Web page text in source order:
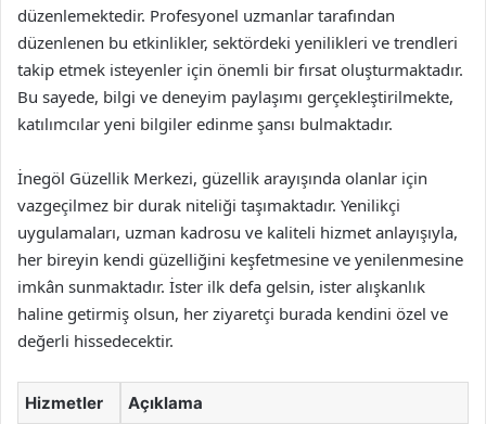
düzenlemektedir. Profesyonel uzmanlar tarafından
düzenlenen bu etkinlikler, sektördeki yenilikleri ve trendleri
takip etmek isteyenler için önemli bir fırsat oluşturmaktadır.
Bu sayede, bilgi ve deneyim paylaşımı gerçekleştirilmekte,
katılımcılar yeni bilgiler edinme şansı bulmaktadır.
İnegöl Güzellik Merkezi, güzellik arayışında olanlar için
vazgeçilmez bir durak niteliği taşımaktadır. Yenilikçi
uygulamaları, uzman kadrosu ve kaliteli hizmet anlayışıyla,
her bireyin kendi güzelliğini keşfetmesine ve yenilenmesine
imkân sunmaktadır. İster ilk defa gelsin, ister alışkanlık
haline getirmiş olsun, her ziyaretçi burada kendini özel ve
değerli hissedecektir.
Hizmetler Açıklama